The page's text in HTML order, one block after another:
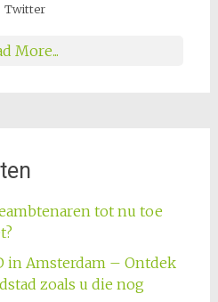
Twitter
More...
tot nu toe
in Amsterdam – Ontdek
zoals u die nog